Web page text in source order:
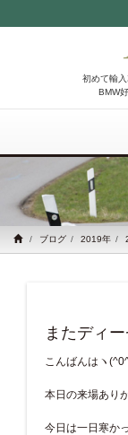
初めて輸
BMW
ブログ 2019年
またディ
こんばんはヽ
本日の来場あり
今日は一日寒か